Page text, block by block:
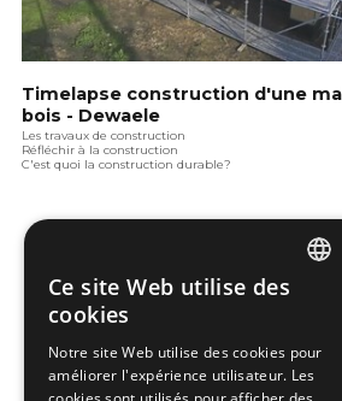
Timelapse construction d'une
bois - Dewaele
Les travaux de construction
Réfléchir à la construction
C'est quoi la construction durable?
Ne manquez
dernières
Ce site Web utilise des
cookies
Notre site Web utilise des cookies pour
améliorer l'expérience utilisateur. Les